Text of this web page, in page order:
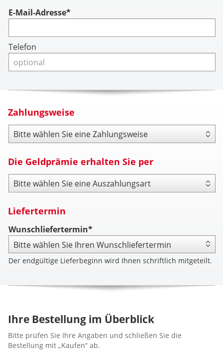
Account
E-Mail-Adresse*
Telefon
Zahlungsweise
Zahlungsweise
Die Geldprämie erhalten Sie per
Payout Type
Liefertermin
Wunschliefertermin*
Der endgültige Lieferbeginn wird Ihnen schriftlich mitgeteilt.
Ihre Bestellung im Überblick
Bitte prüfen Sie Ihre Angaben und schließen Sie die
Bestellung mit „Kaufen“ ab.